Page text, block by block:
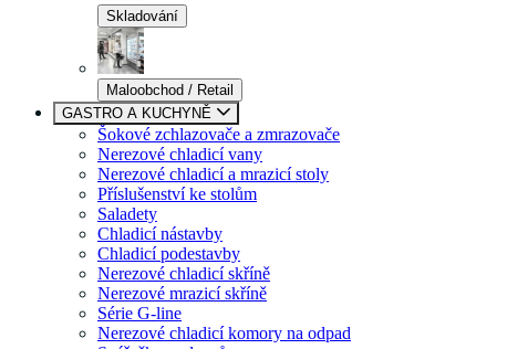
Skladování
Maloobchod / Retail
GASTRO A KUCHYNĚ
Šokové zchlazovače a zmrazovače
Nerezové chladicí vany
Nerezové chladicí a mrazicí stoly
Příslušenství ke stolům
Saladety
Chladicí nástavby
Chladicí podestavby
Nerezové chladicí skříně
Nerezové mrazicí skříně
Série G-line
Nerezové chladicí komory na odpad